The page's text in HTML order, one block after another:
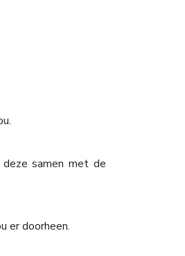
samen met de
er doorheen.